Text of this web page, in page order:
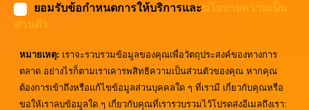
ยอมรับข้อกำหนดการให้บริการและนโยบายความเป็น
ส่วนตัว
หมายเหตุ: เราจะรวบรวมข้อมูลของคุณเพื่อวัตถุประสงค์ของทางการ
ตลาด อย่างไรก็ตามเราเคารพสิทธิความเป็นส่วนตัวของคุณ หากคุณ
ต้องการเข้าถึงหรือแก้ไขข้อมูลส่วนบุคคลใด ๆ ที่เรามี เกี่ยวกับคุณหรือ
ขอให้เราลบข้อมูลใด ๆ เกี่ยวกับคุณที่เรารวบรวมไว้โปรดส่งอีเมลถึงเรา: